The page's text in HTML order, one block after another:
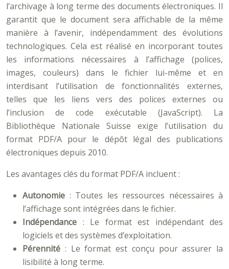
l’archivage à long terme des documents électroniques. Il
garantit que le document sera affichable de la même
manière à l’avenir, indépendamment des évolutions
technologiques. Cela est réalisé en incorporant toutes
les informations nécessaires à l’affichage (polices,
images, couleurs) dans le fichier lui-même et en
interdisant l’utilisation de fonctionnalités externes,
telles que les liens vers des polices externes ou
l’inclusion de code exécutable (JavaScript). La
Bibliothèque Nationale Suisse exige l’utilisation du
format PDF/A pour le dépôt légal des publications
électroniques depuis 2010.
Les avantages clés du format PDF/A incluent :
Autonomie : Toutes les ressources nécessaires à
l’affichage sont intégrées dans le fichier.
Indépendance : Le format est indépendant des
logiciels et des systèmes d’exploitation.
Pérennité : Le format est conçu pour assurer la
lisibilité à long terme.